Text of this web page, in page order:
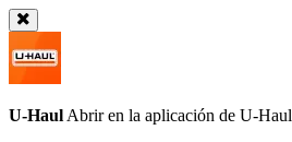
U-Haul Abrir en la aplicación de U-Haul